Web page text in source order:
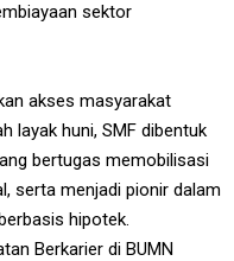
sektor
akses masyarakat
layak huni, SMF dibentuk
bertugas memobilisasi
serta menjadi pionir dalam
hipotek.
Berkarier di BUMN